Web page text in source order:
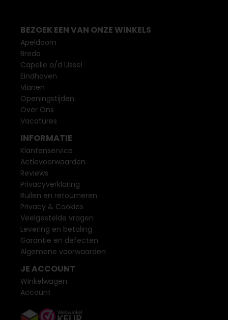
BEZOEK EEN VAN ONZE WINKELS
Apeldoorn
Breda
Capelle a/d IJssel
Eindhoven
Vianen
Openingstijden
Over Ons
Vacatures
INFORMATIE
Klantenservice
Actievoorwaarden
Reviews
Privacyverklaring
Ruilen en retourneren
Privacy & Cookies
Veelgestelde vragen
Levering en betaling
Garantie en defecten
Algemene voorwaarden
JE ACCOUNT
Winkelwagen
Account